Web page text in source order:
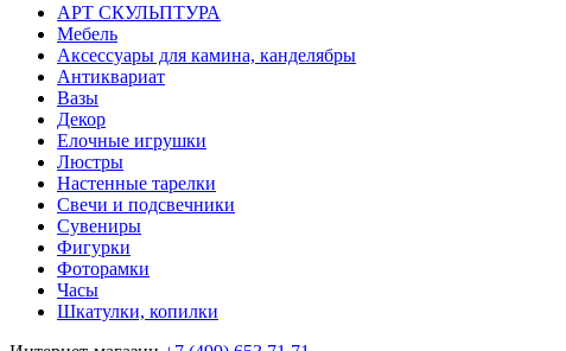
АРТ СКУЛЬПТУРА
Мебель
Аксессуары для камина, канделябры
Антиквариат
Вазы
Декор
Елочные игрушки
Люстры
Настенные тарелки
Свечи и подсвечники
Сувениры
Фигурки
Фоторамки
Часы
Шкатулки, копилки